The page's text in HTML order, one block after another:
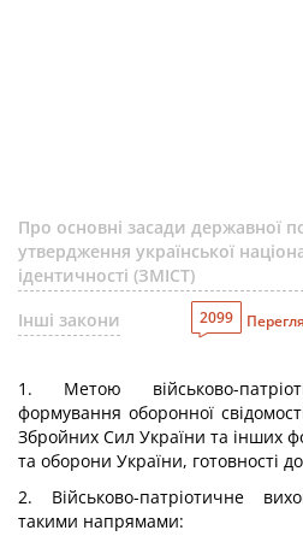
Про основні засади державної
утвердження української
ідентичності (ЗМІСТ)
Інші закони
2099
1. Метою військово-
формування оборонної
Збройних Сил України та інших
та оборони України, готовності
2. Військово-патріотичне
такими напрямами: